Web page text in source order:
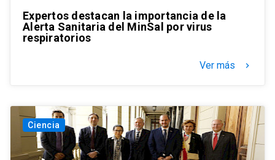
Expertos destacan la importancia de la
Alerta Sanitaria del MinSal por virus
respiratorios
Ver más keyboard_arrow_right
Ciencia